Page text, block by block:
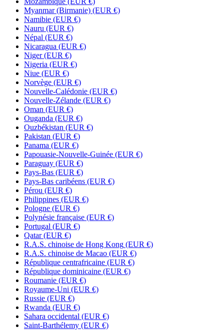
Myanmar (Birmanie) (EUR €)
Namibie (EUR €)
Nauru (EUR €)
Népal (EUR €)
Nicaragua (EUR €)
Niger (EUR €)
Nigeria (EUR €)
Niue (EUR €)
Norvège (EUR €)
Nouvelle-Calédonie (EUR €)
Nouvelle-Zélande (EUR €)
Oman (EUR €)
Ouganda (EUR €)
Ouzbékistan (EUR €)
Pakistan (EUR €)
Panama (EUR €)
Papouasie-Nouvelle-Guinée (EUR €)
Paraguay (EUR €)
Pays-Bas (EUR €)
Pays-Bas caribéens (EUR €)
Pérou (EUR €)
Philippines (EUR €)
Pologne (EUR €)
Polynésie française (EUR €)
Portugal (EUR €)
Qatar (EUR €)
R.A.S. chinoise de Hong Kong (EUR €)
R.A.S. chinoise de Macao (EUR €)
République centrafricaine (EUR €)
République dominicaine (EUR €)
Roumanie (EUR €)
Royaume-Uni (EUR €)
Russie (EUR €)
Rwanda (EUR €)
Sahara occidental (EUR €)
Saint-Barthélemy (EUR €)